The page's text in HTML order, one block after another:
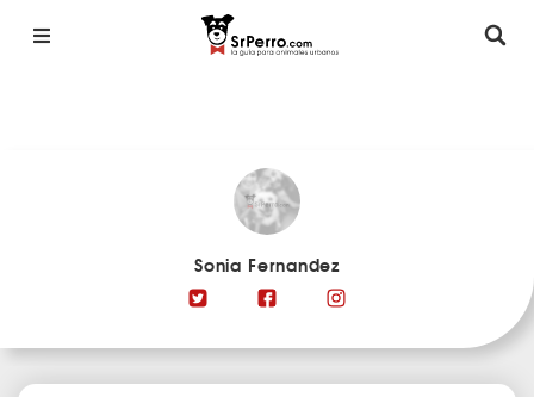
Sonia Fernandez